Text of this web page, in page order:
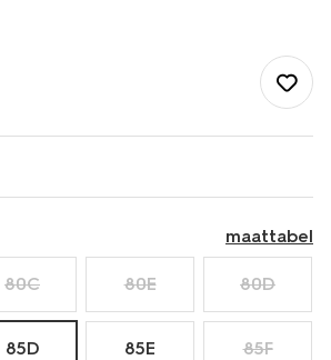
maattabel
80C 80E 80D
85D 85E 85F